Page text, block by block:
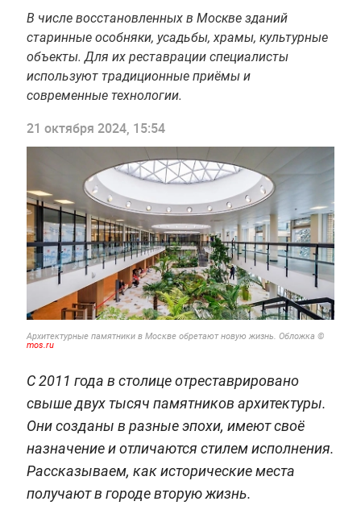
В числе восстановленных в Москве зданий
старинные особняки, усадьбы, храмы, культурные
объекты. Для их реставрации специалисты
используют традиционные приёмы и
современные технологии.
21 октября 2024, 15:54
Архитектурные памятники в Москве обретают новую жизнь. Обложка ©
mos.ru
С 2011 года в столице отреставрировано
свыше двух тысяч памятников архитектуры.
Они созданы в разные эпохи, имеют своё
назначение и отличаются стилем исполнения.
Рассказываем, как исторические места
получают в городе вторую жизнь.